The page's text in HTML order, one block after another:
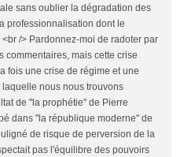
sans oublier la dégradation des
professionnalisation dont le
/> Pardonnez-moi de radoter par
commentaires, mais cette crise
fois une crise de régime et une
nous nous trouvons
de "la prophétie" de Pierre
dans "la république moderne" de
de risque de perversion de la
pas l'équilibre des pouvoirs